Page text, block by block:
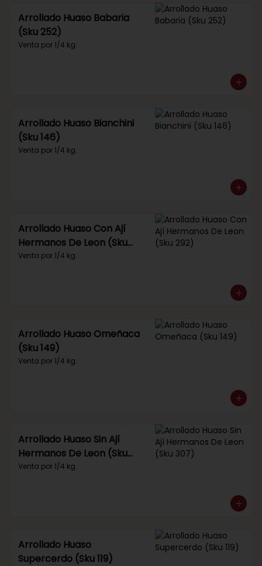
Arrollado Huaso Babaria
(Sku 252)
Venta por 1/4 kg.
Arrollado Huaso Bianchini
(Sku 146)
Venta por 1/4 kg.
Arrollado Huaso Con Ají
Hermanos De Leon (Sku
292)
Venta por 1/4 kg.
Arrollado Huaso Omeñaca
(Sku 149)
Venta por 1/4 kg.
Arrollado Huaso Sin Ají
Hermanos De Leon (Sku
307)
Venta por 1/4 kg.
Arrollado Huaso
Supercerdo (Sku 119)